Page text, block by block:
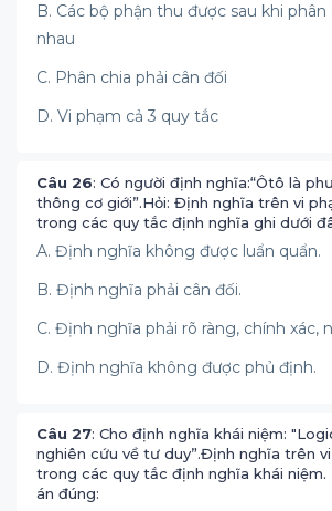
B. Các bộ phận thu được sau khi
nhau
C. Phân chia phải cân đối
D. Vi phạm cả 3 quy tắc
Câu 26: Có người định nghĩa:“Ôtô là
thông cơ giới”.Hỏi: Định nghĩa trên vi
trong các quy tắc định nghĩa ghi dưới
A. Định nghĩa không được luẩn quẩn.
B. Định nghĩa phải cân đối.
C. Định nghĩa phải rõ ràng, chính xác,
D. Định nghĩa không được phủ định.
Câu 27: Cho định nghĩa khái niệm:
nghiên cứu về tư duy”.Định nghĩa trên
trong các quy tắc định nghĩa khái niệm.
án đúng: